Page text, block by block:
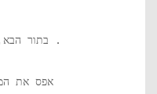
4. בתור .